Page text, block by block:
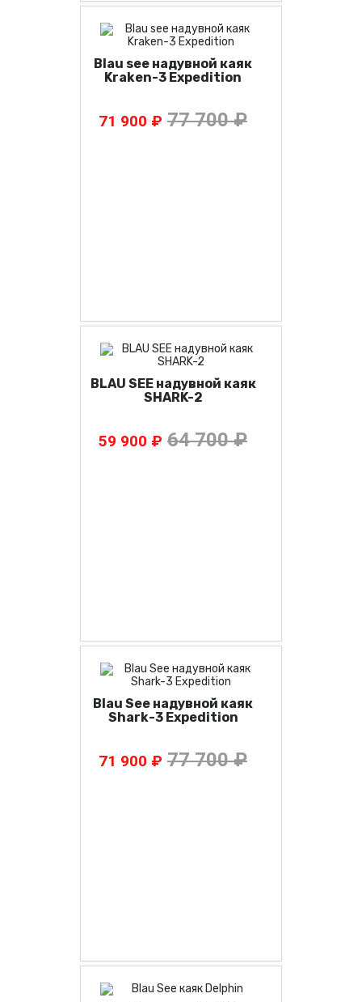
Blau see надувной каяк
Kraken-3 Expedition
71 900 ₽ 77 700 ₽
BLAU SEE надувной каяк
SHARK-2
59 900 ₽ 64 700 ₽
Blau See надувной каяк
Shark-3 Expedition
71 900 ₽ 77 700 ₽